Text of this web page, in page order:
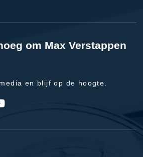
om Max Verstappen
en blijf op de hoogte.